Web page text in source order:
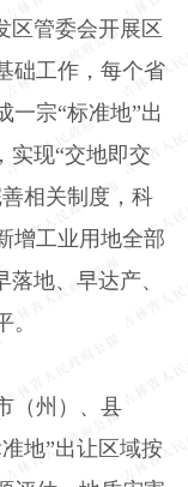
区管委会开展区
础工作，每个省
一宗“标准地”出
实现“交地即交
相关制度，科
增工业用地全部
地、早达产、
（州）、县
地”出让区域按